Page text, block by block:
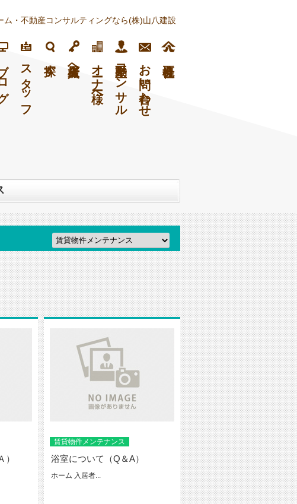
・不動産コンサルティングなら(株)山八建設
お問い合わせ
不動産コンサル
オーナー様へ
入居者様へ
探す
スタッフ
グ
賃貸物件メンテナンス
浴室について（Q＆A）
ホーム 入居者...